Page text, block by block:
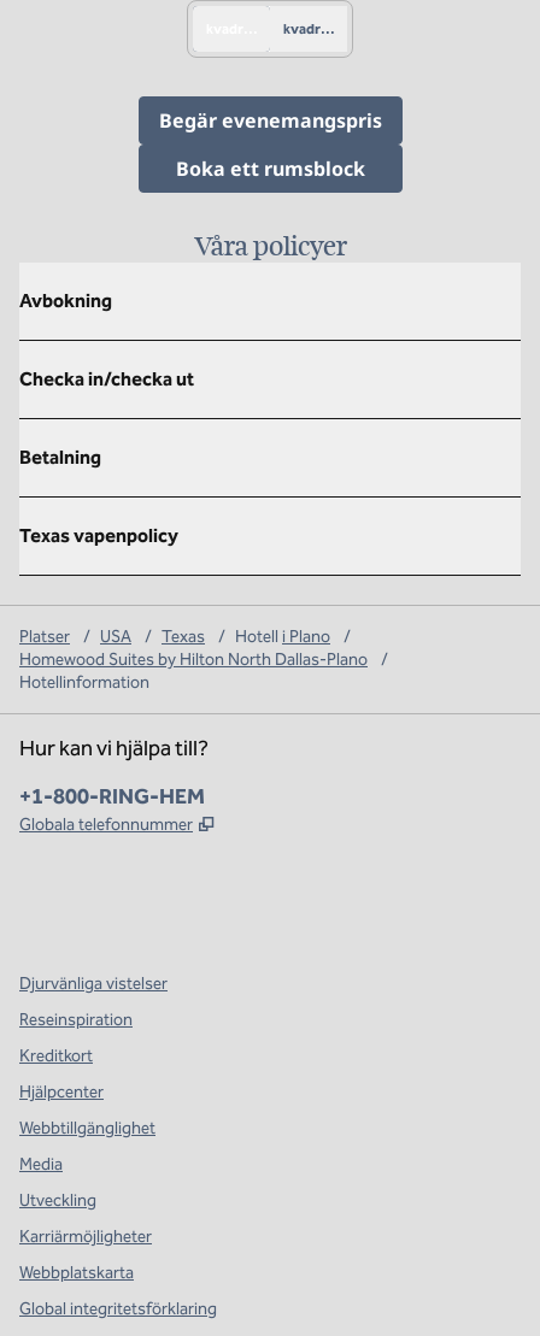
kvadratmeter
Begär evenemangspris, Öppnar ny flik
Boka ett rumsblock,
Våra policyer
Avbokning
Checka in/checka ut
Betalning
Texas vapenpolicy
Platser / USA / Texas / Hotell i Plano
/
Homewood Suites by Hilton North Dallas-Plano
/
Hotellinformation
Hur kan vi hjälpa till?
Telefon:
+1-800-RING-HEM
Globala telefonnummer ,
Djurvänliga vistelser
Reseinspiration
Kreditkort
Hjälpcenter
Webbtillgänglighet
Media
Utveckling
Karriärmöjligheter
Webbplatskarta
Global integritetsförklaring